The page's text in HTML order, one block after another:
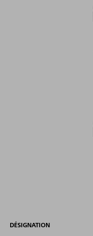
DÉSIGNATION